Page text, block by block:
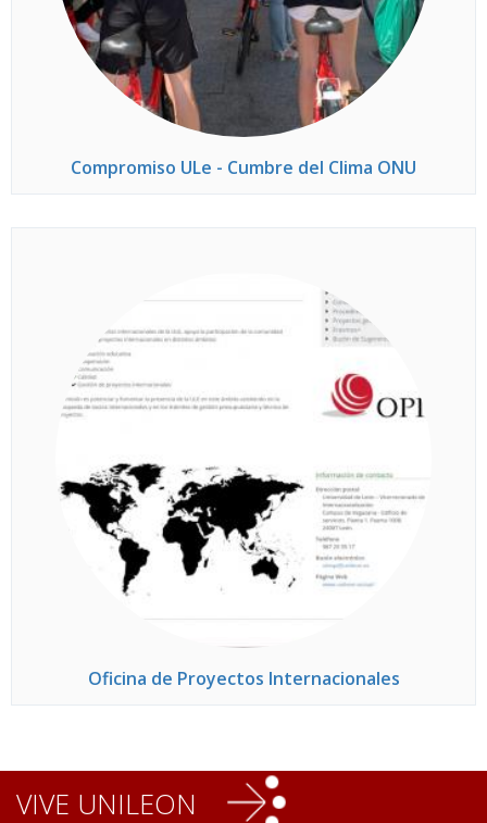
Compromiso ULe - Cumbre del Clima ONU
Oficina de Proyectos Internacionales
VIVE UNILEON